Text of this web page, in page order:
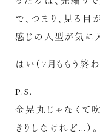
で、つまり、見る目
感じの人型が気に
はい（7月ももう終わ
P.S.
金晃丸じゃなくて
きりしなけれど…）。